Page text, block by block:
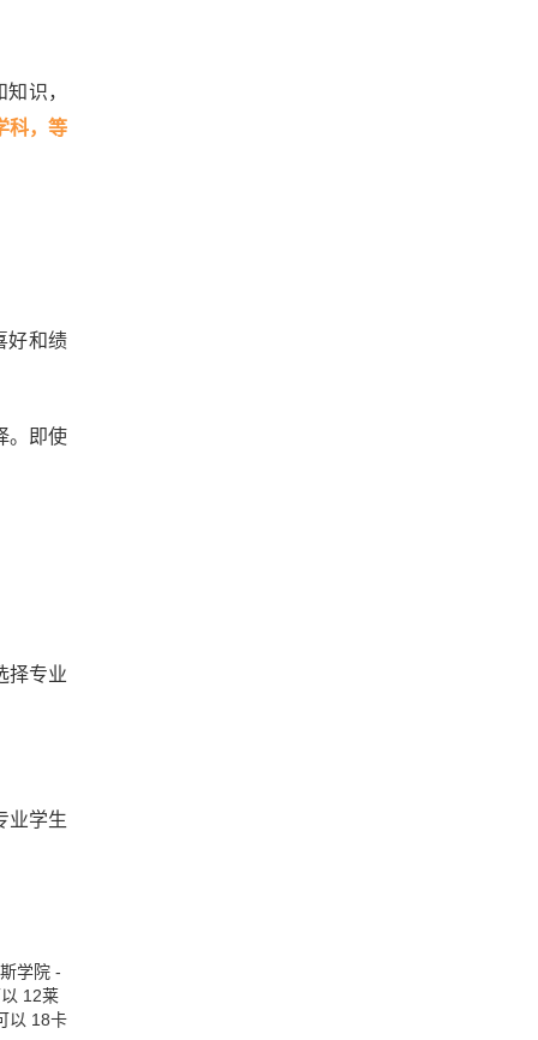
识，
科，等
好和绩
。即使
择专业
业学生
学院 -
12莱
以 18卡